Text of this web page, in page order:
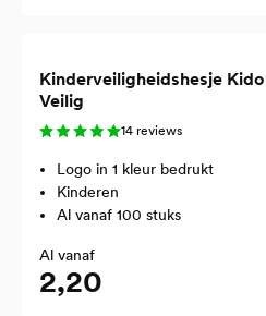
Kinderveiligheidshesje Kido
Veilig
14 reviews
Logo in 1 kleur bedrukt
Kinderen
Al vanaf 100 stuks
Al vanaf
2,20